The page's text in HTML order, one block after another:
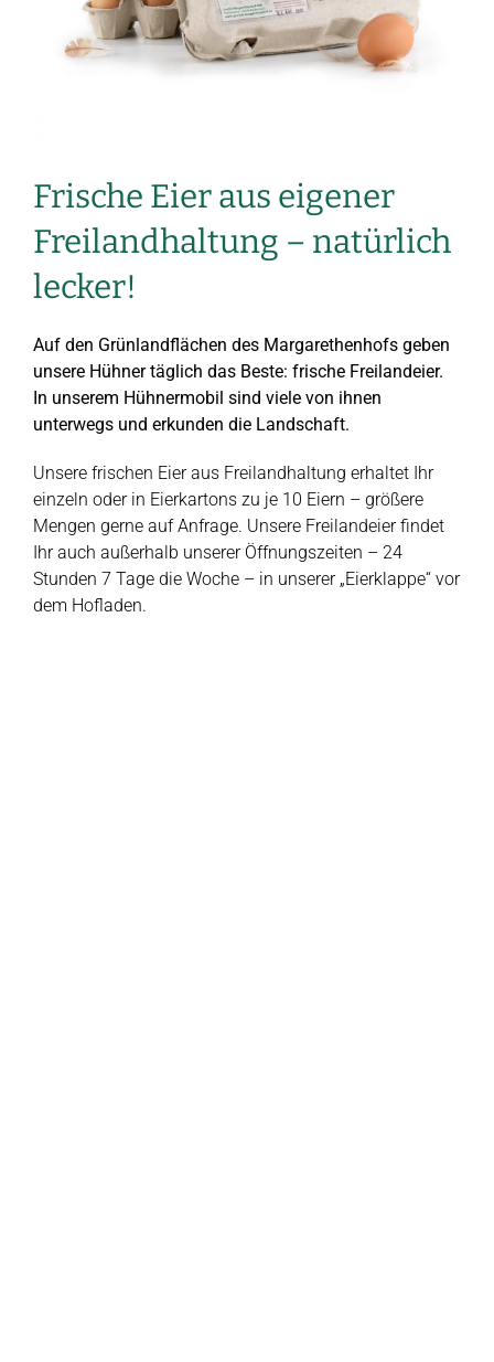
Frische Eier aus eigener
Freilandhaltung – natürlich
lecker!
Auf den Grünlandflächen des Margarethenhofs geben
unsere Hühner täglich das Beste: frische Freilandeier.
In unserem Hühnermobil sind viele von ihnen
unterwegs und erkunden die Landschaft.
Unsere frischen Eier aus Freilandhaltung erhaltet Ihr
einzeln oder in Eierkartons zu je 10 Eiern – größere
Mengen gerne auf Anfrage. Unsere Freilandeier findet
Ihr auch außerhalb unserer Öffnungszeiten – 24
Stunden 7 Tage die Woche – in unserer „Eierklappe“ vor
dem Hofladen.